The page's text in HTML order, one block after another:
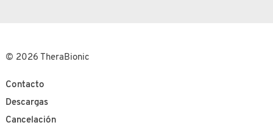
© 2026 TheraBionic
Contacto
Descargas
Cancelación